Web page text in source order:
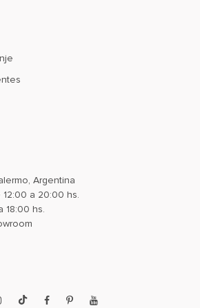
Argentina
a 20:00 hs.
18:00 hs.
InstagramTikTokFacebook
PinterestYouTube